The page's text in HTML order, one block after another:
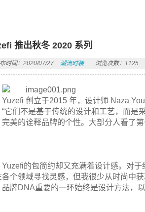
推出秋冬 2020 系列
时间：2020/07/27 潮流时装 浏览次数：1125
Yuzefi 创立于2015 年，设计师 Naza
“它们不是基于传统的设计和工艺，而是
完美的诠释品牌的个性。大部分人看了
Yuzefi的包简约却又充满着设计感。对
各个领域寻找灵感，但我很少从时尚中
品牌DNA重要的一环始终是设计方法，